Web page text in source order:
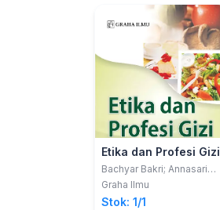
Etika dan Profesi Gizi
Bachyar Bakri; Annasari
Mustafa
Graha Ilmu
Stok: 1/1